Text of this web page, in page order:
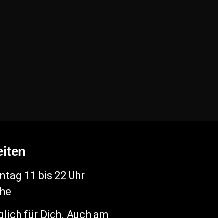
11 bis 22 Uhr
für Dich. Auch am